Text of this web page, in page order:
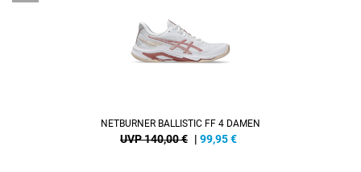
NETBURNER BALLISTIC FF 4 DAMEN
UVP 140,00 € | 99,95€